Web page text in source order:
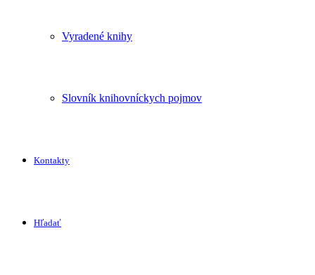
Vyradené knihy
Slovník knihovníckych pojmov
Kontakty
Hľadať